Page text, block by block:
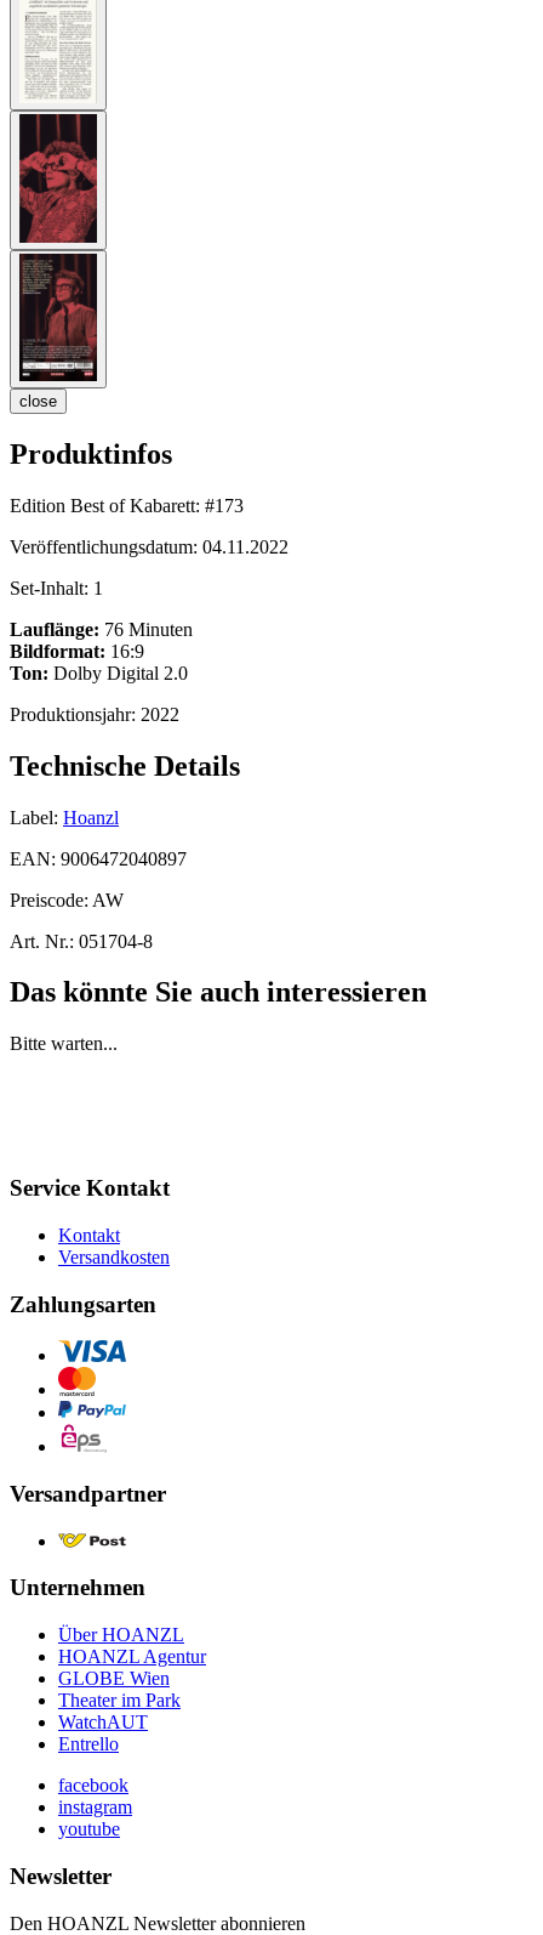
close
Produktinfos
Edition Best of Kabarett: #173
Veröffentlichungsdatum: 04.11.2022
Set-Inhalt: 1
Lauflänge: 76 Minuten
Bildformat: 16:9
Ton: Dolby Digital 2.0
Produktionsjahr: 2022
Technische Details
Label: Hoanzl
EAN: 9006472040897
Preiscode: AW
Art. Nr.: 051704-8
Das könnte Sie auch interessieren
Bitte warten...
Service Kontakt
Kontakt
Versandkosten
Zahlungsarten
Versandpartner
Unternehmen
Über HOANZL
HOANZL Agentur
GLOBE Wien
Theater im Park
WatchAUT
Entrello
facebook
instagram
youtube
Newsletter
Den HOANZL Newsletter abonnieren